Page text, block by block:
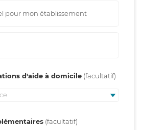
pour mon établissement
d'aide à domicile